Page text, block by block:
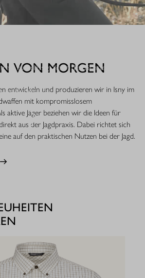
zuverlässig: Sie ist die nächste
Jagdeinsatz.
VON MORGEN
entwickeln und produzieren wir in Isny im
mit kompromisslosem
aktive Jäger beziehen wir die Ideen für
aus der Jagdpraxis. Dabei richtet sich
auf den praktischen Nutzen bei der Jagd.